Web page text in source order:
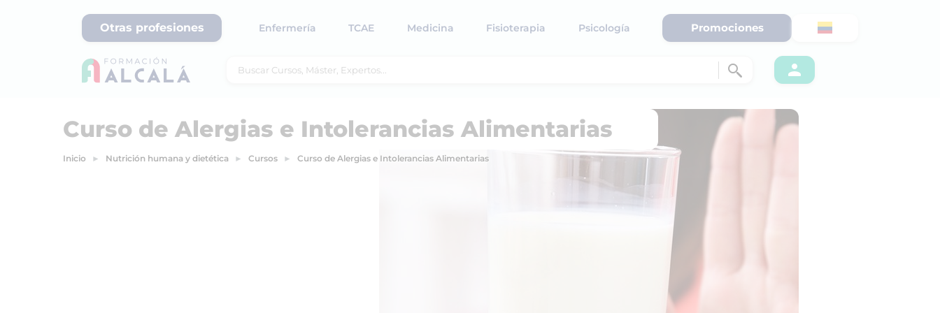
Otras profesiones Enfermería TCAE Medicina Fisioterapia Psicología Promociones
Curso de Alergias e Intolerancias Alimentarias
Inicio Nutrición humana y dietética Cursos Curso de Alergias e Intolerancias Alimentarias